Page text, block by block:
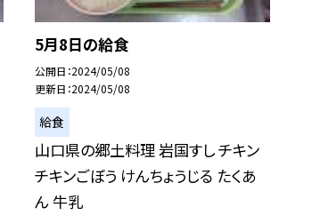
5月8日の給食
公開日 2024/05/08
更新日 2024/05/08
給食
山口県の郷土料理 岩国すし チキン
チキンごぼう けんちょうじる たくあ
ん 牛乳